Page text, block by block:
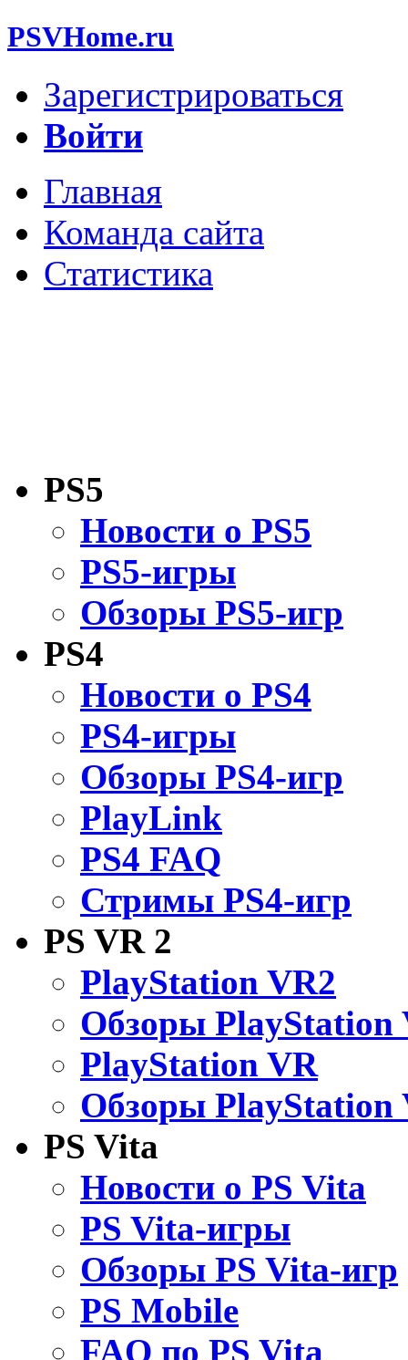
PSVHome.ru
Зарегистрироваться
Войти
Главная
Команда сайта
Статистика
PS5
Новости о PS5
PS5-игры
Обзоры PS5-игр
PS4
Новости о PS4
PS4-игры
Обзоры PS4-игр
PlayLink
PS4 FAQ
Стримы PS4-игр
PS VR 2
PlayStation VR2
Обзоры PlayStation
PlayStation VR
Обзоры PlayStation
PS Vita
Новости о PS Vita
PS Vita-игры
Обзоры PS Vita-игр
PS Mobile
FAQ по PS Vita